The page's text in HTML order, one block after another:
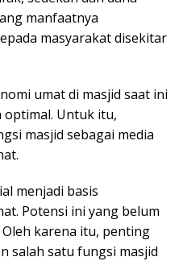
manfaatnya
masyarakat disekitar
umat di masjid saat ini
optimal. Untuk itu,
masjid sebagai media
menjadi basis
Potensi ini yang belum
karena itu, penting
salah satu fungsi masjid